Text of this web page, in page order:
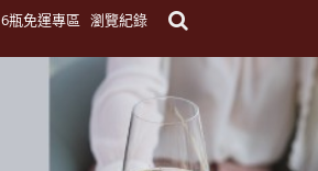
6瓶免運專區 瀏覽紀錄